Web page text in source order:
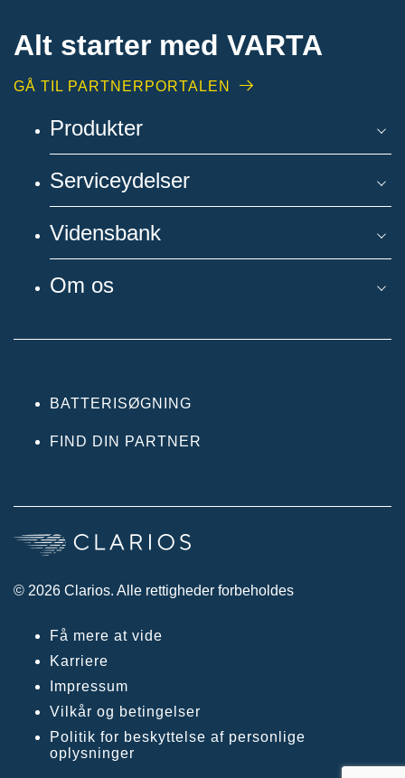
Alt starter med VARTA​
GÅ TIL PARTNERPORTALEN
Produkter
Serviceydelser
Vidensbank
Om os
BATTERISØGNING
FIND DIN PARTNER
© 2026 Clarios. Alle rettigheder forbeholdes
Få mere at vide
Karriere
Impressum
Vilkår og betingelser
Politik for beskyttelse af personlige
oplysninger